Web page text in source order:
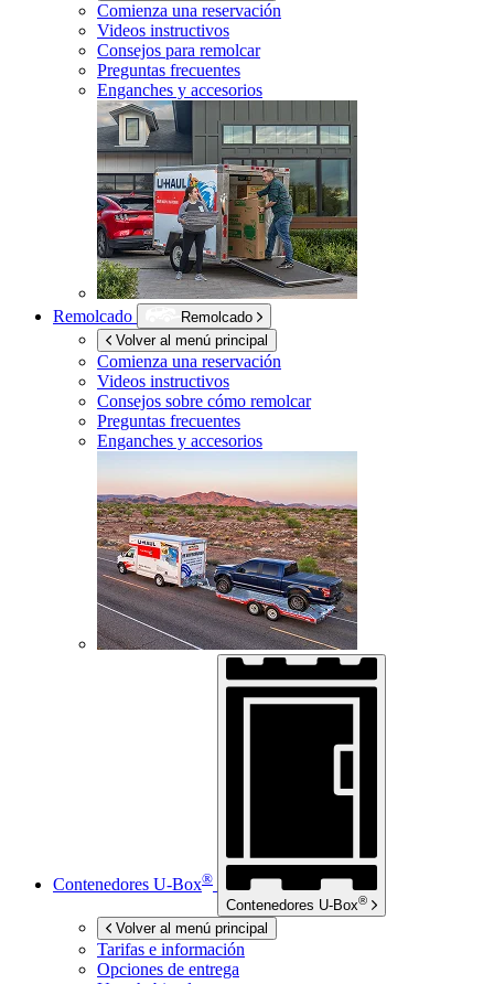
Comienza una reservación
Videos instructivos
Consejos para remolcar
Preguntas frecuentes
Enganches y accesorios
Remolcado
Remolcado
Volver al menú principal
Comienza una reservación
Videos instructivos
Consejos sobre cómo remolcar
Preguntas frecuentes
Enganches y accesorios
Contenedores U-Box®
Contenedores U-Box®
Volver al menú principal
Tarifas e información
Opciones de entrega